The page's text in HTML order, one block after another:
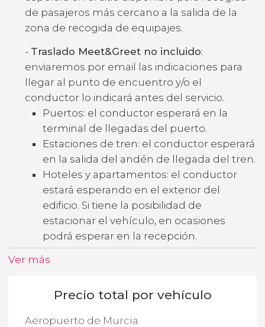
de pasajeros más cercano a la salida de la
zona de recogida de equipajes.
- Traslado Meet&Greet no incluido:
enviaremos por email las indicaciones para
llegar al punto de encuentro y/o el
conductor lo indicará antes del servicio.
Puertos: el conductor esperará en la
terminal de llegadas del puerto.
Estaciones de tren: el conductor esperará
en la salida del andén de llegada del tren.
Hoteles y apartamentos: el conductor
estará esperando en el exterior del
edificio. Si tiene la posibilidad de
estacionar el vehículo, en ocasiones
podrá esperar en la recepción.
Ver más
Precio total por vehículo
Aeropuerto de Murcia